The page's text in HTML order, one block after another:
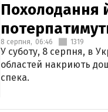
Похолодання
8 серпня, 06:46 1319
У суботу, 8 серпня, в
областей накриють
спека.